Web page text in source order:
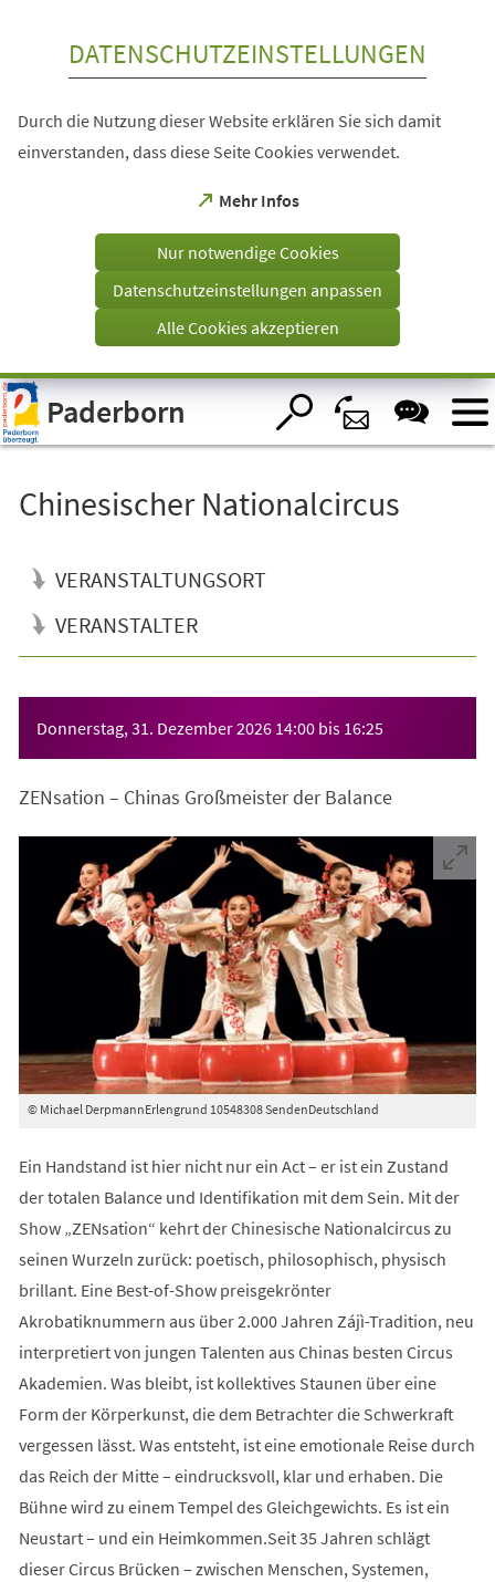
Visuelle
Assistenzsoftware
öffnen.
DATENSCHUTZEINSTELLUNGEN
Durch die Nutzung dieser Website erklären Sie sich damit
einverstanden, dass diese Seite Cookies verwendet.
Mehr Infos
(Öffnet
einem
Tab)
Nur notwendige Cookies
Datenschutzeinstellungen anpassen
Alle Cookies akzeptieren
Paderborn
Chinesischer Nationalcircus
VERANSTALTUNGSORT
VERANSTALTER
Donnerstag, 31. Dezember 2026 14:00 bis 16:25
ZENsation – Chinas Großmeister der Balance
© Michael DerpmannErlengrund 10548308 SendenDeutschland
Ein Handstand ist hier nicht nur ein Act – er ist ein Zustand
der totalen Balance und Identifikation mit dem Sein. Mit der
Show „ZENsation“ kehrt der Chinesische Nationalcircus zu
seinen Wurzeln zurück: poetisch, philosophisch, physisch
brillant. Eine Best-of-Show preisgekrönter
Akrobatiknummern aus über 2.000 Jahren Zájì-Tradition, neu
interpretiert von jungen Talenten aus Chinas besten Circus
Akademien. Was bleibt, ist kollektives Staunen über eine
Form der Körperkunst, die dem Betrachter die Schwerkraft
vergessen lässt. Was entsteht, ist eine emotionale Reise durch
das Reich der Mitte – eindrucksvoll, klar und erhaben. Die
Bühne wird zu einem Tempel des Gleichgewichts. Es ist ein
Neustart – und ein Heimkommen.Seit 35 Jahren schlägt
dieser Circus Brücken – zwischen Menschen, Systemen,